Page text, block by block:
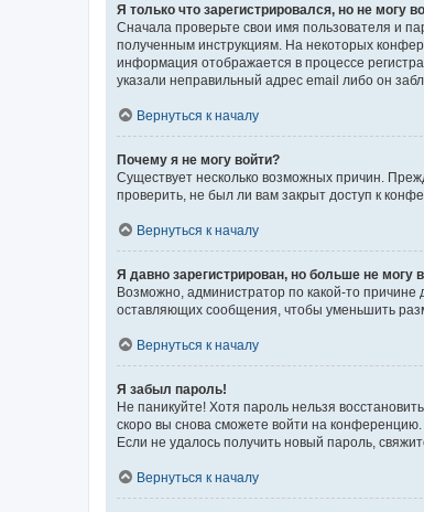
Я только что зарегистрировался, но не могу
Сначала проверьте свои имя пользователя и
полученным инструкциям. На некоторых
информация отображается в процессе
указали неправильный адрес email либо он
Вернуться к началу
Почему я не могу войти?
Существует несколько возможных причин.
проверить, не был ли вам закрыт доступ к
Вернуться к началу
Я давно зарегистрирован, но больше не могу
Возможно, администратор по какой-то
оставляющих сообщения, чтобы уменьшить
Вернуться к началу
Я забыл пароль!
Не паникуйте! Хотя пароль нельзя
скоро вы снова сможете войти на конференцию.
Если не удалось получить новый пароль,
Вернуться к началу